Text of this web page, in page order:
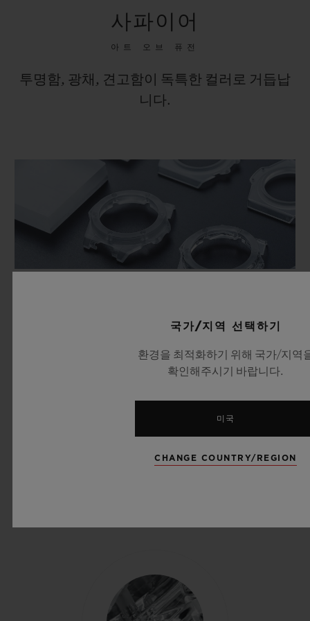
사파이어
아트 오브 퓨전
투명함, 광채, 견고함이 독특한 컬러로 거듭납
니다.
완벽한 투명함
위블로의 엔지니어와 화학자들은 무브먼트와 케이스의 완벽한 조
화를 위해 메커니즘을 효과적으로 보호할 수 있을 정도로 견고하
을 부여하는 합성 사파이어 소재의 전문가로 자리매김하면서 모든
시계를 하나의 예술 작품으로 승화시켰습니다.
국가/지역 선택하기
환경을 최적화하기 위해 국가/지역
확인해주시기 바랍니다.
미국
CHANGE COUNTRY/REGION